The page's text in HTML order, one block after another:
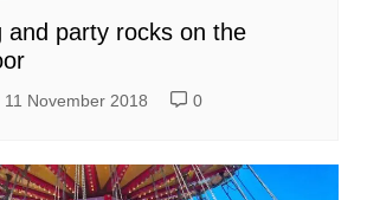
and party rocks on the
11 November 2018 0